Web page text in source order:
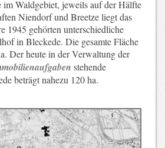
Waldgebiet, jeweils auf der Hälfte
Niendorf und Breetze liegt das
1945 gehörten unterschiedliche
in Bleckede. Die gesamte Fläche
Der heute in der Verwaltung der
stehende
beträgt nahezu 120 ha.